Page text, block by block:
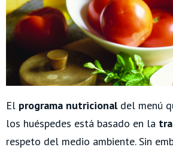
El programa nutricionaldel menú
los huéspedes está basado en la
respeto del medio ambiente. Sin